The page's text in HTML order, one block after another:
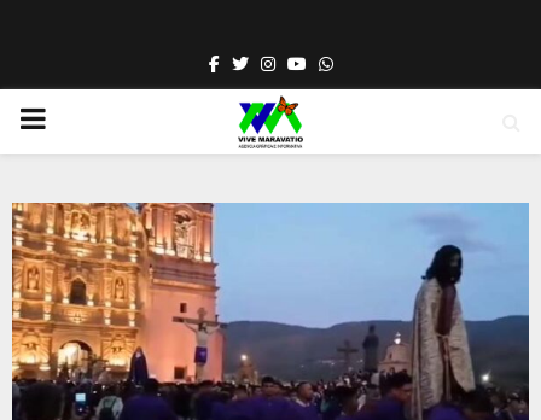
Facebook
TwitterInstagram
YoutubeWhatsapp
PRIMARY